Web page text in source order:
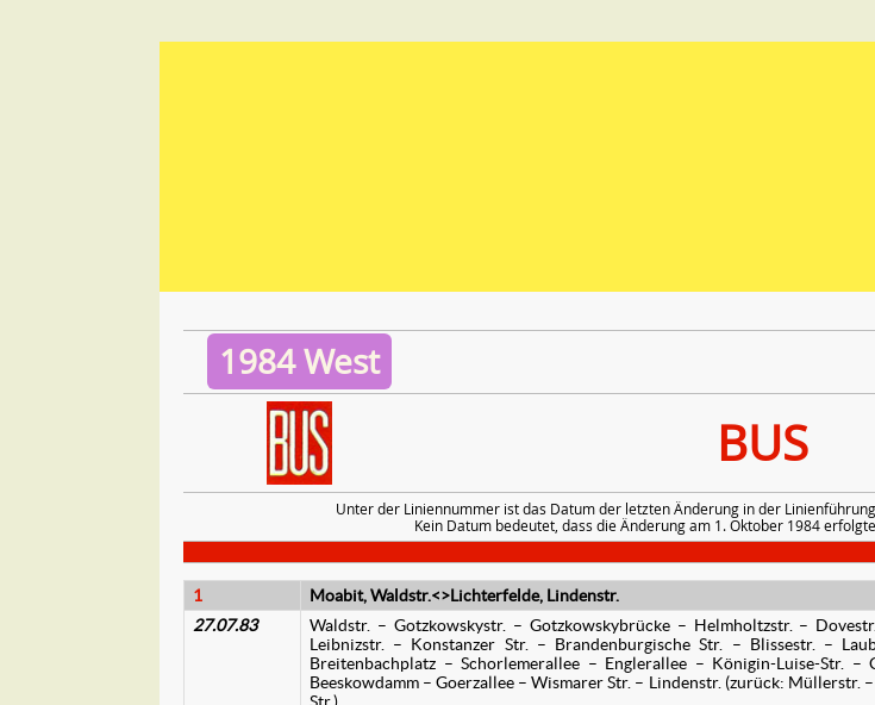
1984 West
BUS
Unter der Liniennummer ist das Datum der letzten Änderung in der
Kein Datum bedeutet, dass die Änderung am 1. Oktober 1984
1
Moabit, Waldstr.<>Lichterfelde, Lindenstr.
27.07.83
Waldstr. – Gotzkowskystr. – Gotzkowskybrücke – Helmholtzstr. –
Leibnizstr. – Konstanzer Str. – Brandenburgische Str. – Blissestr. –
Breitenbachplatz – Schorlemerallee – Englerallee – Königin-Luise-Str. –
Beeskowdamm – Goerzallee – Wismarer Str. – Lindenstr. (zurück: Müllerstr.